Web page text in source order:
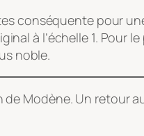
conséquente pour
à l’échelle 1. Pour le
noble.
Modène. Un retour